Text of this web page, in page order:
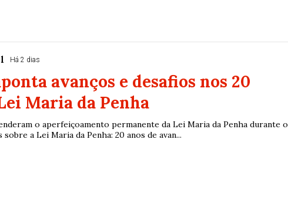
Há 2 dias
avanços e desafios nos 20
Maria da Penha
o aperfeiçoamento permanente da Lei Maria da Penha durante o
a Lei Maria da Penha: 20 anos de avan...